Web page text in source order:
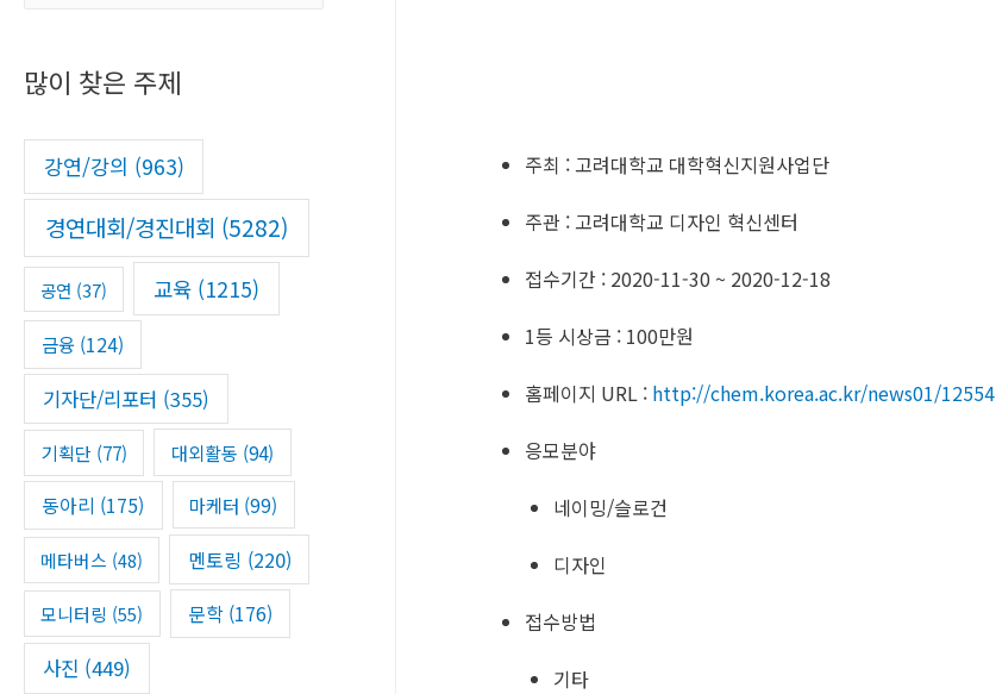
c
o
:
많이 찾은 주제
강연/강의 (963)
경연대회/경진대회 (5282)
공연 (37) 교육(1215)
금융 (124)
기자단/리포터 (355)
기획단 (77) 대외활동 (94)
동아리 (175) 마케터 (99)
메타버스 (48) 멘토링 (220)
모니터링 (55) 문학(176)
사진 (449)
주최 : 고려대학교 대학혁신지원사업단
주관 : 고려대학교 디자인 혁신센터
접수기간 : 2020-11-30 ~ 2020-12-18
1등 시상금 : 100만원
홈페이지 URL : http://chem.korea.ac.kr/news01/12554
응모분야
네이밍/슬로건
디자인
접수방법
기타